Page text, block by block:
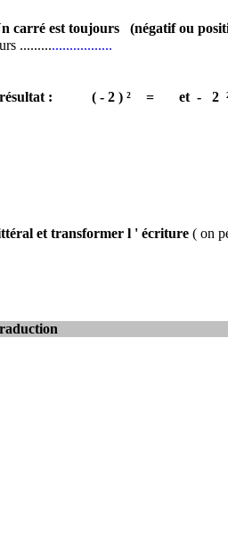
carré est toujours
(négatif ou
..........................
: ( -2 ) ² = et - 2
et transformer l 'écriture ( on